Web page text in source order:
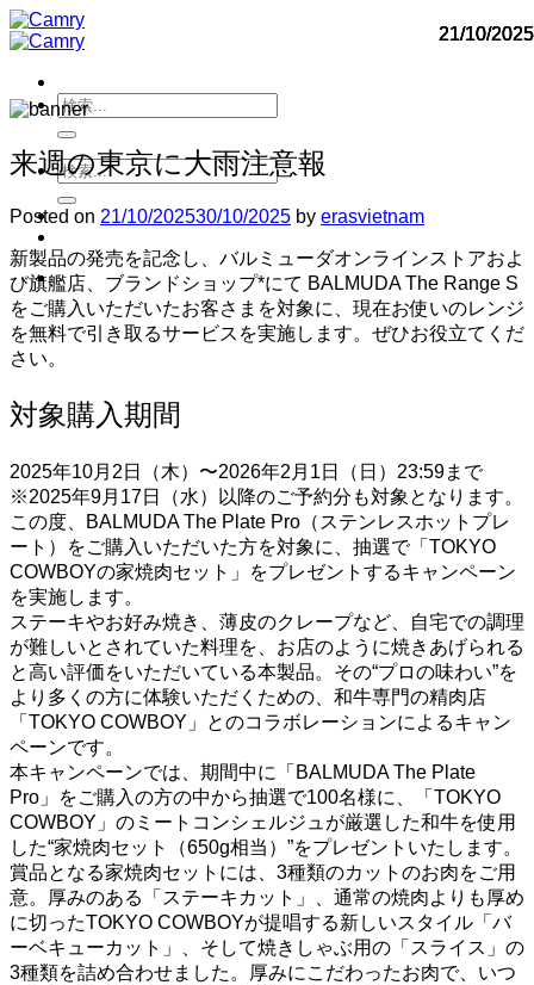
Skip
to
Search
for:
Search
for:
来週の東京に大雨注意報
Posted on 21/10/202530/10/2025 by erasvietnam
新製品の発売を記念し、バルミューダオンラインストアおよ
び旗艦店、ブランドショップ*にて BALMUDA The Range S
をご購入いただいたお客さまを対象に、現在お使いのレンジ
を無料で引き取るサービスを実施します。ぜひお役立てくだ
さい。
対象購入期間
2025年10月2日（木）〜2026年2月1日（日）23:59まで
※2025年9月17日（水）以降のご予約分も対象となります。
この度、BALMUDA The Plate Pro（ステンレスホットプレ
ート）をご購入いただいた方を対象に、抽選で「TOKYO
COWBOYの家焼肉セット」をプレゼントするキャンペーン
を実施します。
ステーキやお好み焼き、薄皮のクレープなど、自宅での調理
が難しいとされていた料理を、お店のように焼きあげられる
と高い評価をいただいている本製品。その“プロの味わい”を
より多くの方に体験いただくための、和牛専門の精肉店
「TOKYO COWBOY」とのコラボレーションによるキャン
ペーンです。
本キャンペーンでは、期間中に「BALMUDA The Plate
Pro」をご購入の方の中から抽選で100名様に、「TOKYO
COWBOY」のミートコンシェルジュが厳選した和牛を使用
した“家焼肉セット（650g相当）”をプレゼントいたします。
賞品となる家焼肉セットには、3種類のカットのお肉をご用
意。厚みのある「ステーキカット」、通常の焼肉よりも厚め
に切ったTOKYO COWBOYが提唱する新しいスタイル「バ
ーベキューカット」、そして焼きしゃぶ用の「スライス」の
3種類を詰め合わせました。厚みにこだわったお肉で、いつ
21/10/2025
21/10/2025
21/10/2025
21/10/2025